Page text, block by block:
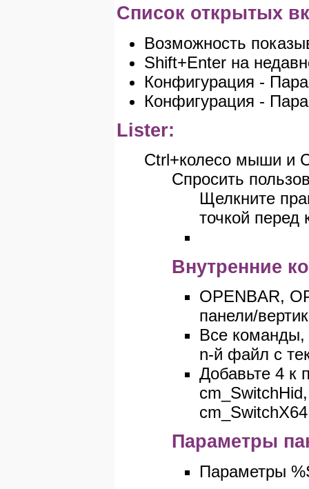
Список открытых
Возможность
Shift+Enter на
Конфигурация -
Конфигурация -
Lister:
Ctrl+колесо мыши и
Спросить
Щелкните
точкой перед
Внутренние
OPENBAR,
панели/
Все команды,
n-й файл с
Добавьте 4 к
Параметры
Параметры